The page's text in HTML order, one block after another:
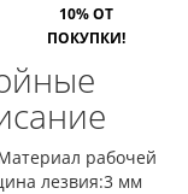
10% ОТ
ПОКУПКИ!
рабочей
лезвия:3 мм